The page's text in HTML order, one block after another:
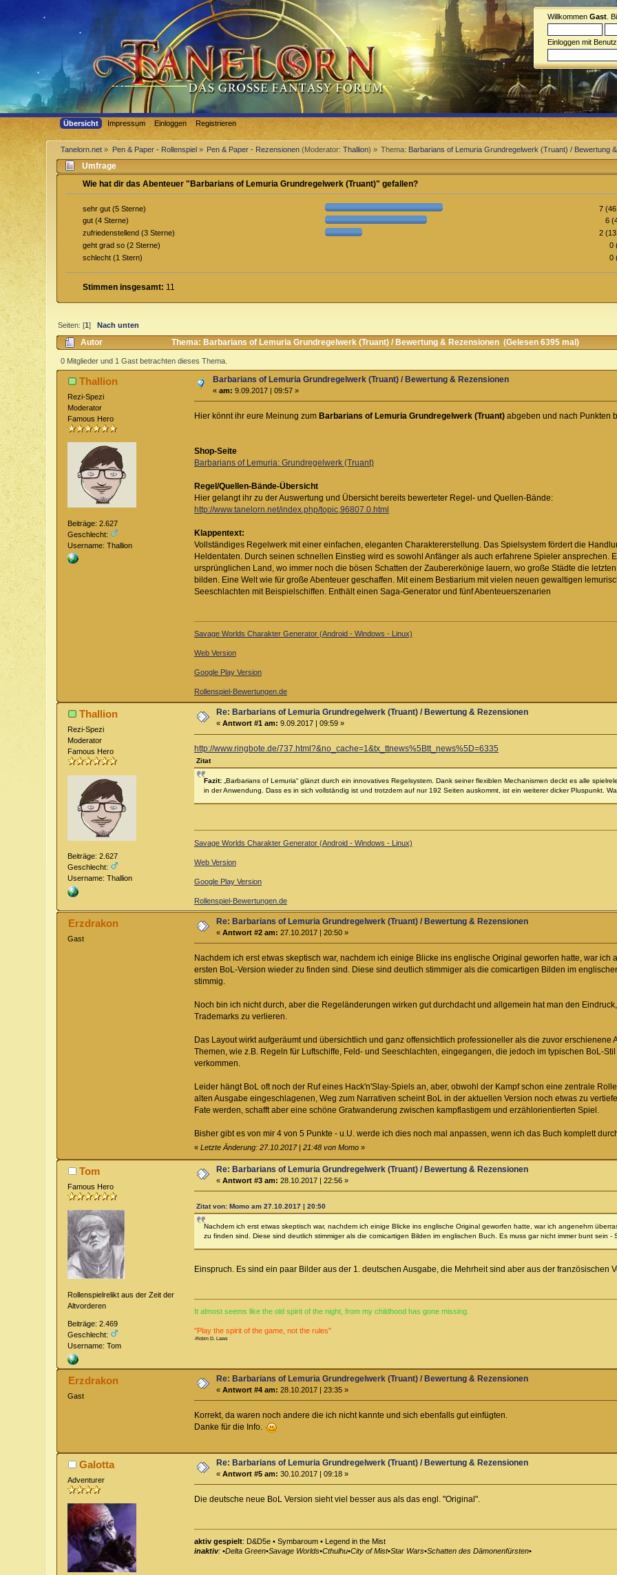
Willkommen Gast .
Einloggen mit
Übersicht Impressum Einloggen Registrieren
Tanelorn.net » Pen & Paper - Rollenspiel» Pen & Paper - Rezensionen (Moderator:Thallion) » Thema: Barbarians of Lemuria Grundregelwerk (Truant) / Bewertung
Umfrage
Wie hat dir das Abenteuer "Barbarians of Lemuria Grundregelwerk (Truant)" gefallen?
sehr gut (5 Sterne)
7
gut (4 Sterne)
6
zufriedenstellend (3 Sterne)
2
geht grad so (2 Sterne)
0
schlecht (1 Stern)
0
Stimmen insgesamt: 11
Seiten: [1]Nach unten
Autor Thema: Barbarians of Lemuria Grundregelwerk (Truant) / Bewertung & Rezensionen (Gelesen 6395 mal)
0 Mitglieder und 1 Gast betrachten dieses Thema.
Thallion
Rezi-Spezi
Moderator
Famous Hero
Beiträge: 2.627
Geschlecht:
Username: Thallion
Barbarians of Lemuria Grundregelwerk (Truant) / Bewertung & Rezensionen
«am: 9.09.2017 | 09:57 »
Hier könnt ihr eure Meinung zum Barbarians of Lemuria Grundregelwerk (Truant)abgeben und nach Punkten
Shop-Seite
Barbarians of Lemuria: Grundregelwerk (Truant)
Regel/Quellen-Bände-Übersicht
Hier gelangt ihr zu der Auswertung und Übersicht bereits bewerteter Regel- und Quellen-Bände:
http://www.tanelorn.net/index.php/topic,96807.0.html
Klappentext:
Vollständiges Regelwerk mit einer einfachen, eleganten Charaktererstellung. Das Spielsystem fördert die
Heldentaten. Durch seinen schnellen Einstieg wird es sowohl Anfänger als auch erfahrene Spieler ansprechen.
ursprünglichen Land, wo immer noch die bösen Schatten der Zaubererkönige lauern, wo große Städte die
bilden. Eine Welt wie für große Abenteuer geschaffen. Mit einem Bestiarium mit vielen neuen gewaltigen
Seeschlachten mit Beispielschiffen. Enthält einen Saga-Generator und fünf Abenteuerszenarien
Savage Worlds Charakter Generator (Android - Windows - Linux)
Web Version
Google Play Version
Rollenspiel-Bewertungen.de
Thallion
Rezi-Spezi
Moderator
Famous Hero
Beiträge: 2.627
Geschlecht:
Username: Thallion
Re: Barbarians of Lemuria Grundregelwerk (Truant) / Bewertung & Rezensionen
«Antwort #1 am: 9.09.2017 | 09:59 »
http://www.ringbote.de/737.html?&no_cache=1&tx_ttnews%5Btt_news%5D=6335
Zitat
Fazit:„Barbarians of Lemuria“ glänzt durch ein innovatives Regelsystem. Dank seiner flexiblen Mechanismen deckt es alle
in der Anwendung. Dass es in sich vollständig ist und trotzdem auf nur 192 Seiten auskommt, ist ein weiterer dicker Pluspunkt.
Savage Worlds Charakter Generator (Android - Windows - Linux)
Web Version
Google Play Version
Rollenspiel-Bewertungen.de
Erzdrakon
Gast
Re: Barbarians of Lemuria Grundregelwerk (Truant) / Bewertung & Rezensionen
«Antwort #2 am: 27.10.2017 | 20:50 »
Nachdem ich erst etwas skeptisch war, nachdem ich einige Blicke ins englische Original geworfen hatte, war
ersten BoL-Version wieder zu finden sind. Diese sind deutlich stimmiger als die comicartigen Bilden im
stimmig.
Noch bin ich nicht durch, aber die Regeländerungen wirken gut durchdacht und allgemein hat man den
Trademarks zu verlieren.
Das Layout wirkt aufgeräumt und übersichtlich und ganz offensichtlich professioneller als die zuvor
Themen, wie z.B. Regeln für Luftschiffe, Feld- und Seeschlachten, eingegangen, die jedoch im typischen BoL-
verkommen.
Leider hängt BoL oft noch der Ruf eines Hack'n'Slay-Spiels an, aber, obwohl der Kampf schon eine zentrale
alten Ausgabe eingeschlagenen, Weg zum Narrativen scheint BoL in der aktuellen Version noch etwas zu
Fate werden, schafft aber eine schöne Gratwanderung zwischen kampflastigem und erzählorientierten Spiel.
Bisher gibt es von mir 4 von 5 Punkte - u.U. werde ich dies noch mal anpassen, wenn ich das Buch komplett
« Letzte Änderung: 27.10.2017 | 21:48 von Momo»
Tom
Famous Hero
Rollenspielrelikt aus der Zeit der
Altvorderen
Beiträge: 2.469
Geschlecht:
Username: Tom
Re: Barbarians of Lemuria Grundregelwerk (Truant) / Bewertung & Rezensionen
«Antwort #3 am: 28.10.2017 | 22:56 »
Zitat von: Momo am 27.10.2017 | 20:50
Nachdem ich erst etwas skeptisch war, nachdem ich einige Blicke ins englische Original geworfen hatte, war ich angenehm
zu finden sind. Diese sind deutlich stimmiger als die comicartigen Bilden im englischen Buch. Es muss gar nicht immer bunt sein -
Einspruch. Es sind ein paar Bilder aus der 1. deutschen Ausgabe, die Mehrheit sind aber aus der französischen
It almost seems like the old spirit of the night, from my childhood has gone missing.
"Play the spirit of the game, not the rules"
-Robin D. Laws
Erzdrakon
Gast
Re: Barbarians of Lemuria Grundregelwerk (Truant) / Bewertung & Rezensionen
«Antwort #4 am: 28.10.2017 | 23:35 »
Korrekt, da waren noch andere die ich nicht kannte und sich ebenfalls gut einfügten.
Danke für die Info.
Galotta
Adventurer
Re: Barbarians of Lemuria Grundregelwerk (Truant) / Bewertung & Rezensionen
«Antwort #5 am: 30.10.2017 | 09:18 »
Die deutsche neue BoL Version sieht viel besser aus als das engl. "Original".
aktiv gespielt: D&D5e • Symbaroum • Legend in the Mist
inaktiv: •Delta Green•Savage Worlds•Cthulhu•City of Mist•Star Wars•Schatten des Dämonenfürsten•